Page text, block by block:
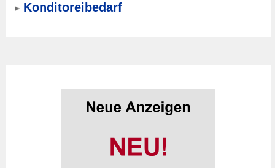
Konditoreibedarf